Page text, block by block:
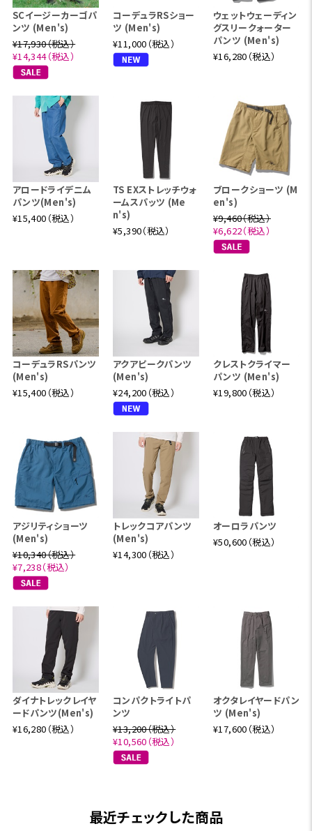
SCイージーカーゴパ
ンツ (Men's)
¥17,930（税込）
¥14,344（税込）
コーデュラRSショー
ツ (Men's)
¥11,000（税込）
ウェットウェーディン
グスリークォーター
パンツ (Men's)
¥16,280（税込）
アロードライデニム
パンツ(Men's)
¥15,400（税込）
TS EXストレッチウォ
ームスパッツ (Me
n's)
¥5,390（税込）
ブロークショーツ (M
en's)
¥9,460（税込）
¥6,622（税込）
コーデュラRSパンツ
(Men's)
¥15,400（税込）
アクアピークパンツ
(Men's)
¥24,200（税込）
クレストクライマー
パンツ (Men's)
¥19,800（税込）
アジリティショーツ
(Men's)
¥10,340（税込）
¥7,238（税込）
トレックコアパンツ
(Men's)
¥14,300（税込）
オーロラパンツ
¥50,600（税込）
ダイナトレックレイヤ
ードパンツ(Men's)
¥16,280（税込）
コンパクトライトパ
ンツ
¥13,200（税込）
¥10,560（税込）
オクタレイヤードパン
ツ (Men's)
¥17,600（税込）
最近チェックした商品